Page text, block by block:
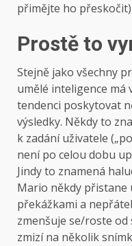
přimějte ho přeskočit).
Prostě to
Stejně jako všechny
umělé inteligence má
tendenci poskytovat
výsledky. Někdy to
k zadání uživatele
není po celou dobu
Jindy to znamená
Mario někdy
překážkami a
zmenšuje se/roste
zmizí na několik